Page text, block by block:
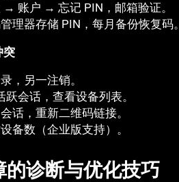
→ 账户 → 忘记 PIN，邮箱验证。
理器存储 PIN，每月备份恢复码。
突
，另一注销。
跃会话，查看设备列表。
话，重新二维码链接。
备数（企业版支持）。
的诊断与优化技巧